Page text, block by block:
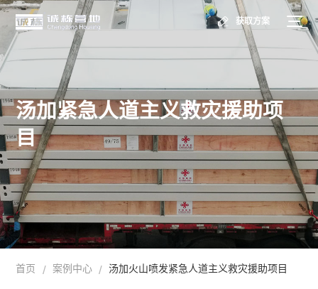
获取方案
汤加紧急人道主义救灾援助项
目
首页 / 案例中心 / 汤加火山喷发紧急人道主义救灾援助项目